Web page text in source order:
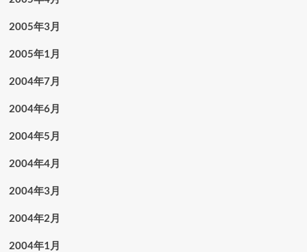
2005年3月
2005年1月
2004年7月
2004年6月
2004年5月
2004年4月
2004年3月
2004年2月
2004年1月